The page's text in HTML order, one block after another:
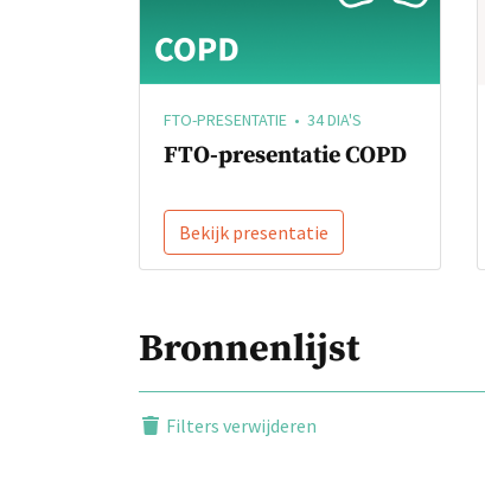
FTO-PRESENTATIE • 34 DIA'S
FTO-presentatie COPD
Bekijk presentatie
Bronnenlijst
Filters verwijderen